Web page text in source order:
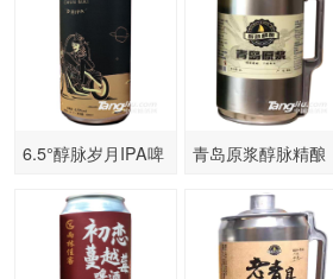
6.5°醇脉岁月IPA啤
青岛原浆醇脉精酿